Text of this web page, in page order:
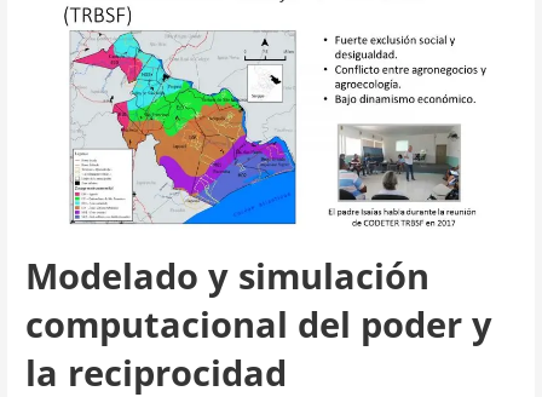
Modelado y simulación
computacional del poder y
la reciprocidad